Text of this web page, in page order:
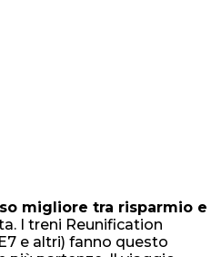
migliore tra risparmio e
I treni Reunification
e altri) fanno questo